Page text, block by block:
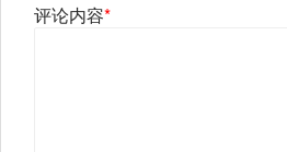
评论内容*